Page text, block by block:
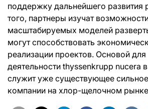
поддержку дальнейшего
того, партнеры изучат
масштабируемых моделей
могут способствовать
реализации проектов. Основой
деятельности thyssenkrupp nucera
служит уже существующее сильное
компании на хлор-щелочном